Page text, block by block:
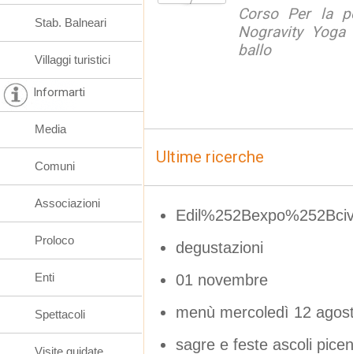
Corso Per la
Nogravity
ballo
Ultime ricerche
degustazioni
01 novembre
menù mercoledì 12
sagre e feste ascoli
Stab. Balneari
Villaggi turistici
Informarti
Media
Comuni
Associazioni
Proloco
Enti
Spettacoli
Visite guidate